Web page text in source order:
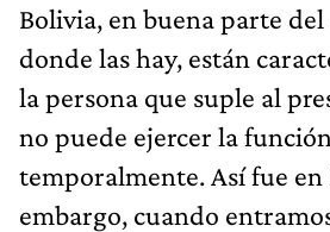
Bolivia, en buena parte
donde las hay, están
la persona que suple al
no puede ejercer la función
temporalmente. Así fue en
embargo, cuando